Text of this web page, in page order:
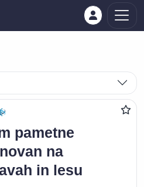
pametne
na
in lesu